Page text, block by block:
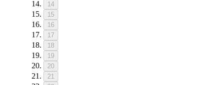
14
15
16
17
18
19
20
21